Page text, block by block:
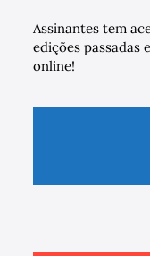
Assinantes tem
edições passadas
online!